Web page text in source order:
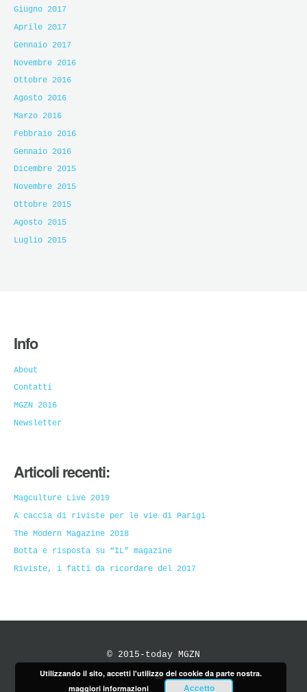
Giugno 2017
Aprile 2017
Gennaio 2017
Novembre 2016
Ottobre 2016
Agosto 2016
Marzo 2016
Febbraio 2016
Gennaio 2016
Dicembre 2015
Novembre 2015
Ottobre 2015
Agosto 2015
Luglio 2015
Info
About
Contatti
MGZN 2016
Newsletter
Articoli recenti:
Magculture Live 2019
A caccia di riviste per le vie di Parigi
The Modern Magazine 2018
Botta e risposta su “IL” magazine
Riviste, i fatti da ricordare del 2017
© 2015-today MGZN
Utilizzando il sito, accetti l'utilizzo dei cookie da parte nostra.
maggiori informazioni
Accetto